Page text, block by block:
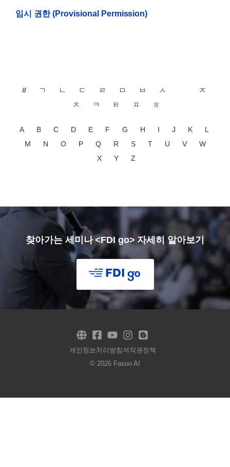
임시 권한 (Provisional Permission)
# ㄱ ㄴ ㄷ ㄹ ㅁ ㅂ ㅅ
ㅈ
ㅊ
ㅋ ㅌ ㅍ ㅎ
A B C D E F G H I J K
L
M
N O P Q R S T U V
W
X
Y Z
찾아가는 세미나 <FDI go> 자세히 알아보기
개인정보처리방침 저작권정책
© 2026 Fasoo AI